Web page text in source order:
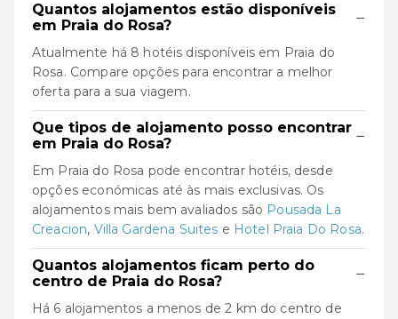
Quantos alojamentos estão disponíveis
em Praia do Rosa?
−
Atualmente há 8 hotéis disponíveis em Praia do
Rosa. Compare opções para encontrar a melhor
oferta para a sua viagem.
Que tipos de alojamento posso encontrar
em Praia do Rosa?
−
Em Praia do Rosa pode encontrar hotéis, desde
opções económicas até às mais exclusivas. Os
alojamentos mais bem avaliados são Pousada La
Creacion, Villa Gardena Suites e Hotel Praia Do Rosa.
Quantos alojamentos ficam perto do
centro de Praia do Rosa?
−
Há 6 alojamentos a menos de 2 km do centro de